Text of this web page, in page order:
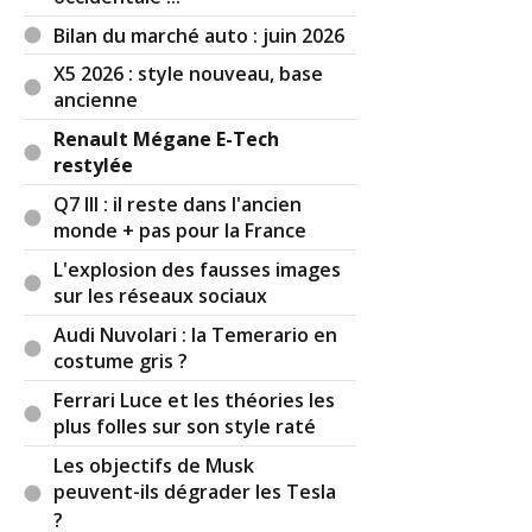
compromis comme vous le décrivez dans votre
article, je pense qu'il aurait mieux fallu monter
plus significativement la capacité nette de
batterie, bien plus compréhensible pour le
chaland qu'un temps de charge raccourci de "5
minutes".
Cordialement
ParBug haty TOP CONTRIBUTEUR
23 18:22:38) : Vu l’effet calèche des places arrières
on se demande s’il y a des testers normaux pour
ce genre de projet… reno persiste à donner la
part belle à ses designers qui finissent par se
monter le bourrichon. Comme les R4 le
positionnement produit de la Megane est
confus… ne se vend quà coups et coûts de
subventions d’un état en faillite.
Par(2026-06-23 18:41:47) : @fab
Sinon tu as raison de mentionner le succès total
Bilan du marché auto : juin 2026
X5 2026 : style nouveau, base
ancienne
Renault Mégane E-Tech
restylée
Q7 III : il reste dans l'ancien
monde + pas pour la France
L'explosion des fausses images
sur les réseaux sociaux
Audi Nuvolari : la Temerario en
costume gris ?
Ferrari Luce et les théories les
plus folles sur son style raté
Les objectifs de Musk
peuvent-ils dégrader les Tesla
?